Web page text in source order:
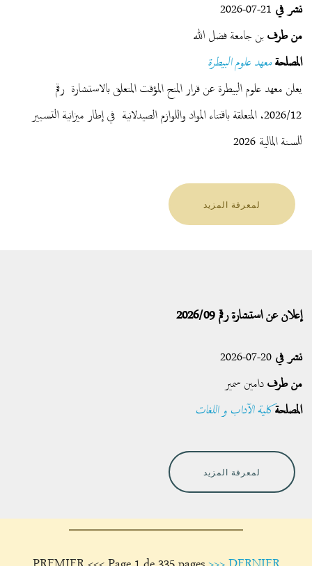
نشر في
من طرفبن جامعة فضل الله
المصلحةمعهد علوم البيطرة
يعلن معهد علوم البيطرة عن قرار المنح المؤقت المتعلق بالاستشارة رقم
2026/12، المتعلقة باقتناء المواد واللوازم الصيدلانية في إطار ميزانية التسيير
للسنة المالية 2026
لمعرفة المزيد
إعلان عن استشارة رقم 2026/09
نشر في
من طرفدامين سمير
المصلحةكلية الآداب و اللغات
لمعرفة المزيد